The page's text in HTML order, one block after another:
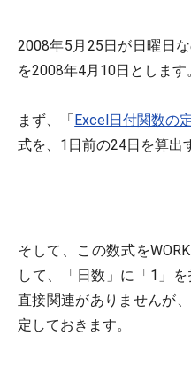
2008年5月25日が日曜日
を2008年4月10日とします
まず、「Excel日付関数の
式を、1日前の24日を算出
そして、この数式を
して、「日数」に「1」
直接関連がありませんが
定しておきます。